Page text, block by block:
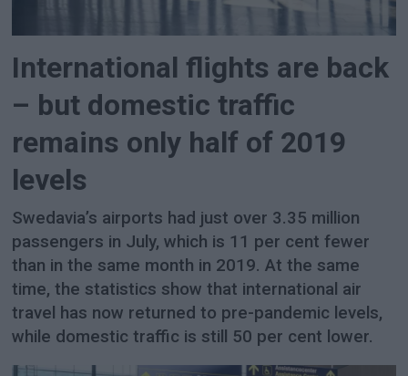
International flights are back
– but domestic traffic
remains only half of 2019
levels
Swedavia’s airports had just over 3.35 million
passengers in July, which is 11 per cent fewer
than in the same month in 2019. At the same
time, the statistics show that international air
travel has now returned to pre-pandemic levels,
while domestic traffic is still 50 per cent lower.